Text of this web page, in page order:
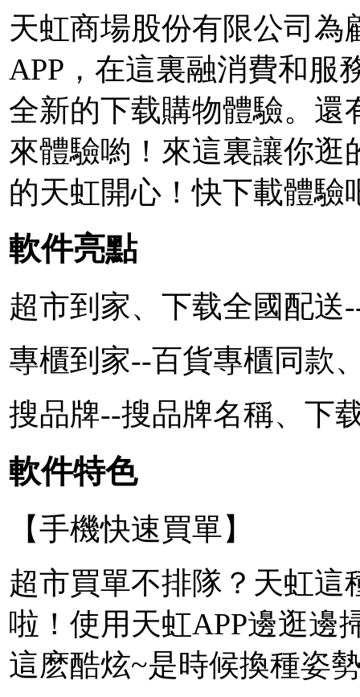
天虹商場股份有限公司
APP，在這裏融消費和服
全新的下载購物體驗。還
來體驗喲！來這裏讓你逛
的天虹開心！快下載體驗
軟件亮點
超市到家、下载全國配
專櫃到家--百貨專櫃同款
搜品牌--搜品牌名稱、下
軟件特色
【手機快速買單】
超市買單不排隊？天虹這
啦！使用天虹APP邊逛邊
這麽酷炫~是時候換種姿